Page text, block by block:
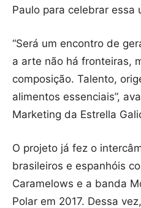
Paulo para celebrar essa
“Será um encontro de
a arte não há fronteiras,
composição. Talento,
alimentos essenciais”,
Marketing da Estrella
O projeto já fez o
brasileiros e espanhóis
Caramelows e a banda
Polar em 2017. Dessa